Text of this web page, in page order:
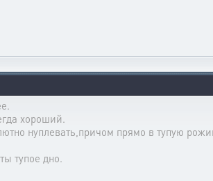
хороший.
нуплевать,причом прямо в тупую
тупое дно.